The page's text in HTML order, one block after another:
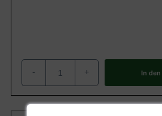
- + In den